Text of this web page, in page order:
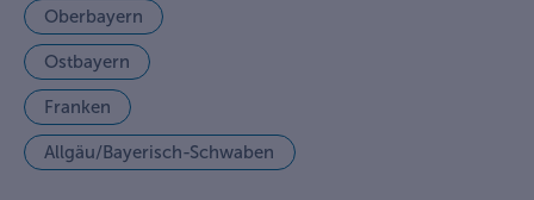
Oberbayern
Ostbayern
Franken
Allgäu/Bayerisch-Schwaben